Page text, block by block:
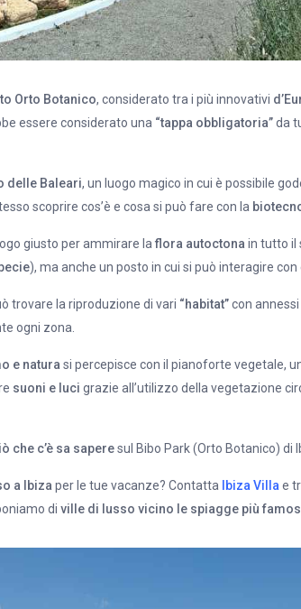
Orto Botanico, considerato tra i più innovativi
essere considerato una “tappa obbligatoria”da
delle Baleari, un luogo magico in cui è possibile
scoprire cos’è e cosa si può fare con la
giusto per ammirare la flora autoctona in tutto il
), ma anche un posto in cui si può interagire con
trovare la riproduzione di vari “habitat”con
ogni zona.
e natura si percepisce con il pianoforte vegetale,
suoni e luci grazie all’utilizzo della vegetazione
che c’è sa saperesul Bibo Park (Orto Botanico) di
a Ibiza per le tue vacanze? Contatta Ibiza Villa e
di ville di lusso vicino le spiagge più